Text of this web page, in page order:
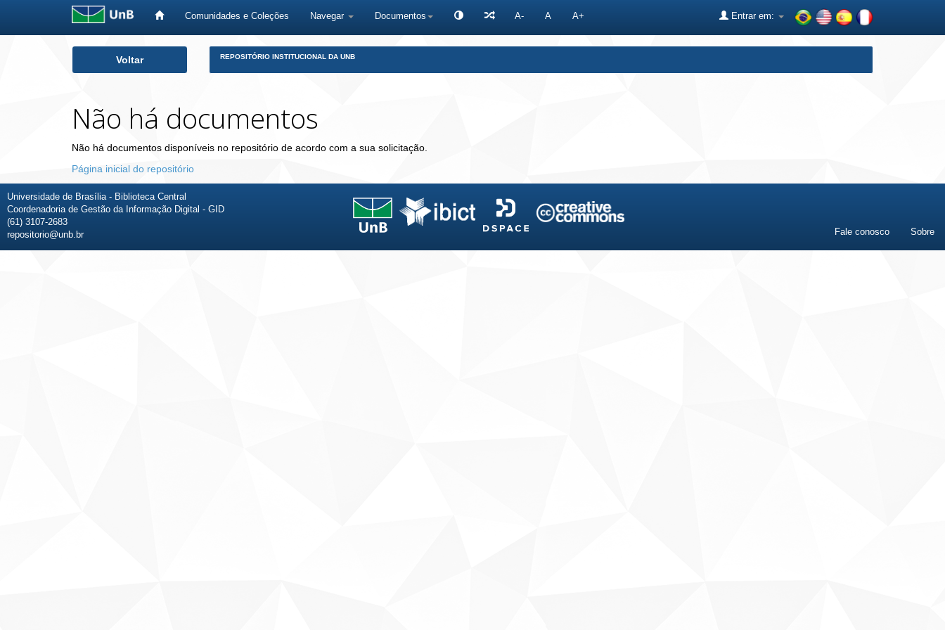
Comunidades e Coleções Navegar Documentos A- A A+ Entrar em:
Voltar REPOSITÓRIO INSTITUCIONAL DA UNB
Não há documentos
Não há documentos disponíveis no repositório de acordo com a sua solicitação.
Página inicial do repositório
Universidade de Brasília - Biblioteca Central
Coordenadoria de Gestão da Informação Digital - GID
(61) 3107-2683
repositorio@unb.br
Fale conosco Sobre